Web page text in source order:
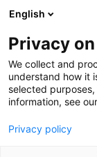
Ga direct naar de
English
Privacy
We collect and
understand how it
selected
information, see
Privacy policy